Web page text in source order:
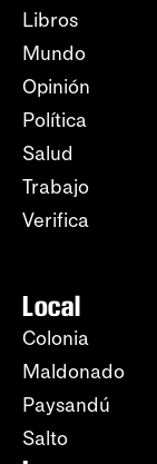
Libros
Mundo
Opinión
Política
Salud
Trabajo
Verifica
Local
Colonia
Maldonado
Paysandú
Salto